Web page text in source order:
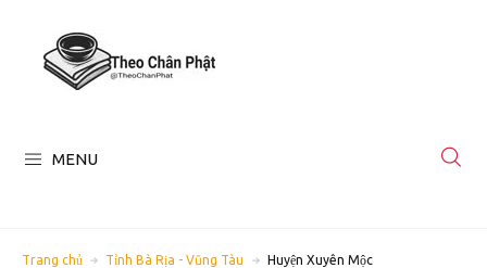
MENU
Trang chủ Tỉnh Bà Rịa - Vũng Tàu Huyện Xuyên Mộc